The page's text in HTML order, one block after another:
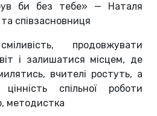
би без тебе» — Наталя
співзасновниця
продовжувати
і залишатися місцем, де
вчителі ростуть, а
спільної роботи
методистка